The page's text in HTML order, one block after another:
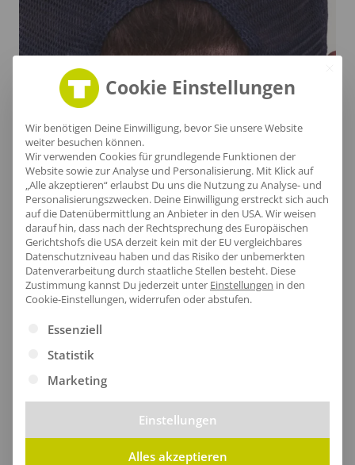
Nachhaltiger Verschluss
Die Snapback-Größeneinsteller sorgen für einen
individuellen Sitz und bieten gleichzeitig ein gutes
Gefühl, denn sie bestehen aus 100% recyceltem
Polyester  das entspricht etwa 1,5 Flaschen aus
Altkunststoff. Die Mesh-Segmente hinten aus 100%
rPET garantieren eine optimale Belüftung und tragen
zur umweltfreundlichen Philosophie dieses
Cookie Einstellungen
Wir benötigen Deine Einwilligung, bevor Sie unsere Website
weiter besuchen können.
Wir verwenden Cookies für grundlegende Funktionen der
Website sowie zur Analyse und Personalisierung. Mit Klick auf
„Alle akzeptieren“ erlaubst Du uns die Nutzung zu Analyse- und
Personalisierungszwecken. Deine Einwilligung erstreckt sich auch
auf die Datenübermittlung an Anbieter in den USA. Wir weisen
darauf hin, dass nach der Rechtsprechung des Europäischen
Gerichtshofs die USA derzeit kein mit der EU vergleichbares
Datenschutzniveau haben und das Risiko der unbemerkten
Datenverarbeitung durch staatliche Stellen besteht. Diese
Zustimmung kannst Du jederzeit unter Einstellungen in den
Cookie-Einstellungen, widerrufen oder abstufen.
Es folgt eine Liste der Service-Gruppen, für die eine
Essenziell
Statistik
Marketing
Einstellungen
Alles akzeptieren